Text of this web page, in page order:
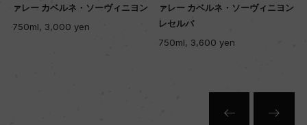
ァレー カベルネ・ソーヴィニヨン
750ml, 3,000 yen
ァレー カベルネ・ソーヴィニヨン
レセルバ
750ml, 3,600 yen